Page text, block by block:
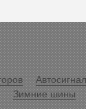
Зимние шины